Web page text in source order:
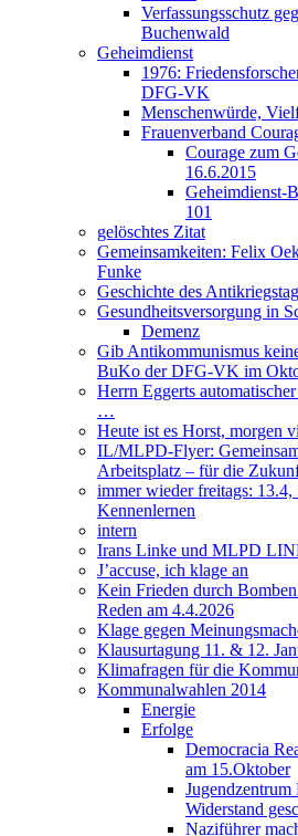
Verfassungsschutz
Buchenwald
Geheimdienst
1976:
DFG-VK
Menschenwürde,
Frauenverband
Courage zum
16.6.2015
Geheimdienst-
101
gelöschtes Zitat
Gemeinsamkeiten: Felix
Funke
Geschichte des
Gesundheitsversorgung in
Demenz
Gib Antikommunismus
BuKo der DFG-VK im
Herrn Eggerts
…
Heute ist es Horst, morgen
IL/MLPD-Flyer:
Arbeitsplatz – für die
immer wieder freitags:
Kennenlernen
intern
Irans Linke und MLPD
J’accuse, ich klage an
Kein Frieden durch
Reden am 4.4.2026
Klage gegen
Klausurtagung 11. & 12.
Klimafragen für die
Kommunalwahlen 2014
Energie
Erfolge
Democracia
am 15.Oktober
Widerstand
Naziführer